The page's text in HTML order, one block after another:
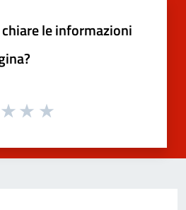
le informazioni